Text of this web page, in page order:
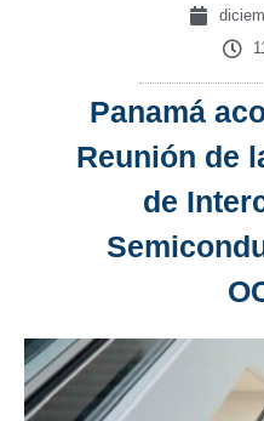
Panamá
Reunión de
de